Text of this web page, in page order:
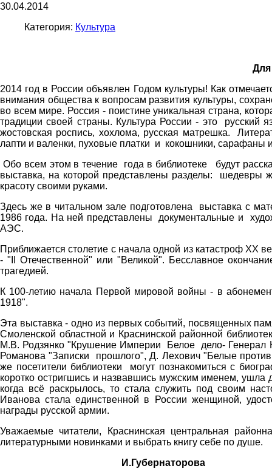
30.04.2014
Категория: Культура
Для
2014 год в России объявлен Годом культуры! Как
внимания общества к вопросам развития культуры,
во всем мире. Россия - поистине уникальная страна,
традиции своей страны. Культура России - это
жостовская роспись, хохлома, русская матрешка.
лапти и валенки, пуховые платки и кокошники, сарафаны
Обо всем этом в течение года в библиотеке будут
выставка, на которой представлены разделы: шедевры
красоту своими руками.
Здесь же в читальном зале подготовлена выставка с
1986 года. На ней представлены документальные и
АЭС.
Приближается столетие с начала одной из катастроф
- "II Отечественной" или "Великой". Бесславное
трагедией.
К 100-летию начала Первой мировой войны - в
1918".
Эта выставка - одно из первых событий, посвященных
Смоленской областной и Краснинской районной
М.В. Родзянко "Крушение Империи Белое дело- Генерал
Романова "Записки прошлого", Д. Лехович "Белые
же посетители библиотеки могут познакомиться с
коротко остригшись и назвавшись мужским именем,
когда всё раскрылось, то стала служить под своим
Иванова стала единственной в России женщиной,
награды русской армии.
Уважаемые читатели, Краснинская центральная
литературными новинками и выбрать книгу себе по душе.
И.Губернаторова